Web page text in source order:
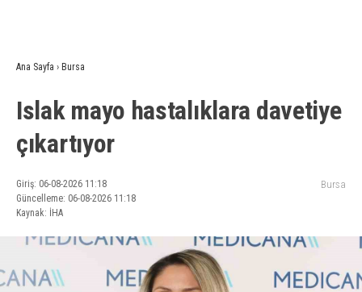
Ana Sayfa › Bursa
Islak mayo hastalıklara davetiye
çıkartıyor
Giriş: 06-08-2026 11:18
Güncelleme: 06-08-2026 11:18
Kaynak: İHA
Bursa